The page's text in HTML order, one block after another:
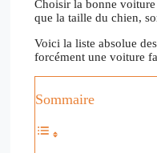
Choisir la bonne voiture
que la taille du chien,
Voici la liste absolue
forcément une voiture
Sommaire